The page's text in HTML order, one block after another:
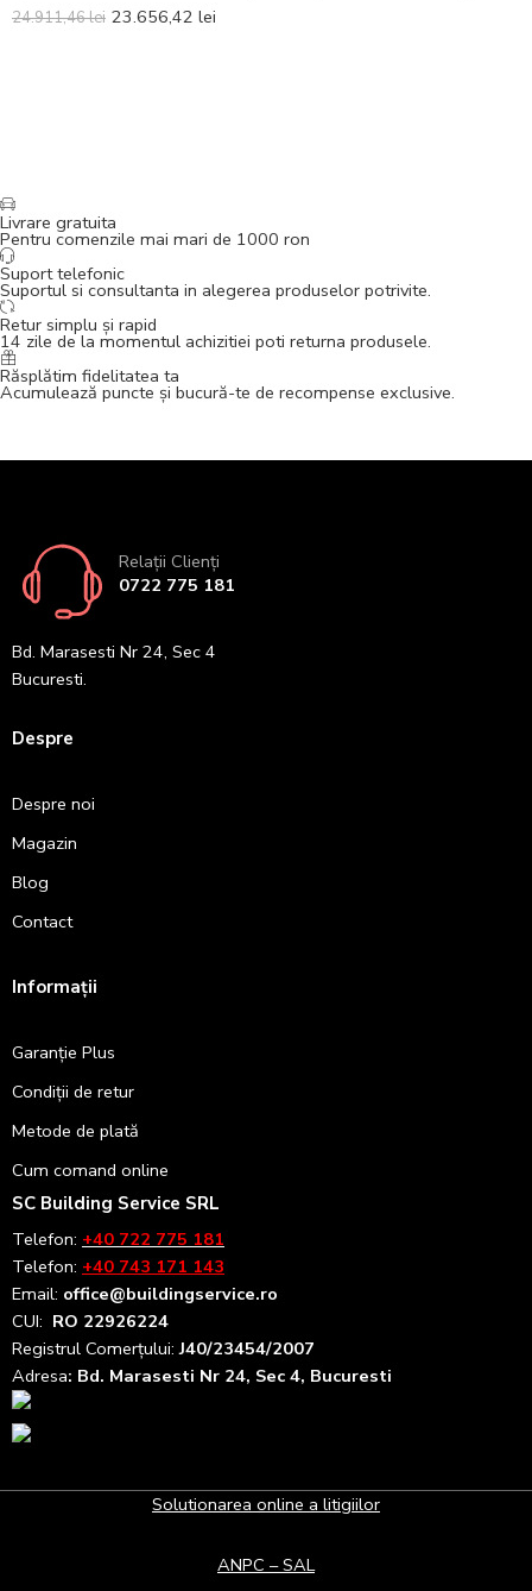
24.911,46lei 23.656,42 lei
Livrare gratuita
Pentru comenzile mai mari de 1000 ron
Suport telefonic
Suportul si consultanta in alegerea produselor potrivite.
Retur simplu și rapid
14 zile de la momentul achizitiei poti returna produsele.
Răsplătim fidelitatea ta
Acumulează puncte și bucură-te de recompense exclusive.
Relații Clienți
0722 775 181
Bd. Marasesti Nr 24, Sec 4
Bucuresti.
Despre
Despre noi
Magazin
Blog
Contact
Informații
Garanție Plus
Condiții de retur
Metode de plată
Cum comand online
SC Building Service SRL
Telefon: +40 722 775 181
Telefon: +40 743 171 143
Email: office@buildingservice.ro
CUI: RO 22926224
Registrul Comerțului:J40/23454/2007
Adresa: Bd. Marasesti Nr 24, Sec 4, Bucuresti
Solutionarea online a litigiilor
ANPC – SAL